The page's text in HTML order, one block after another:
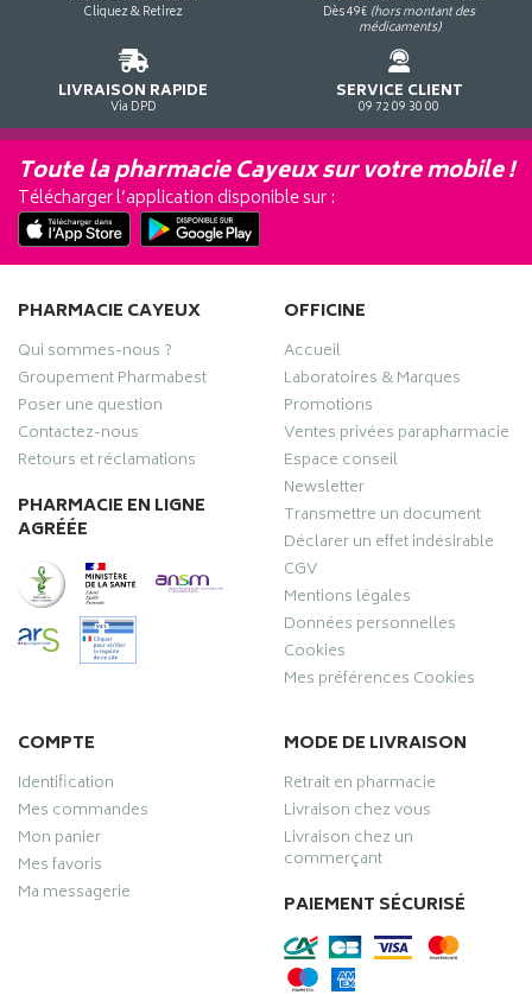
Cliquez & Retirez Dès 49€ (hors montant des
médicaments)
LIVRAISON RAPIDE
Via DPD
SERVICE CLIENT
09 72 09 30 00
Toute la pharmacie Cayeux sur votre mobile !
Télécharger l’application disponible sur :
PHARMACIE CAYEUX
Qui sommes-nous ?
Groupement Pharmabest
Poser une question
Contactez-nous
Retours et réclamations
PHARMACIE EN LIGNE
AGRÉÉE
OFFICINE
Accueil
Laboratoires & Marques
Promotions
Ventes privées parapharmacie
Espace conseil
Newsletter
Transmettre un document
Déclarer un effet indésirable
CGV
Mentions légales
Données personnelles
Cookies
Mes préférences Cookies
COMPTE
Identification
Mes commandes
Mon panier
Mes favoris
Ma messagerie
MODE DE LIVRAISON
Retrait en pharmacie
Livraison chez vous
Livraison chez un
commerçant
PAIEMENT SÉCURISÉ